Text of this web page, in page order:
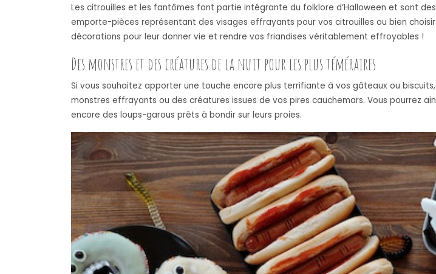
Les citrouilles et les fantômes font partie intégrante du folklore d’Halloween et sont
emporte-pièces représentant des visages effrayants pour vos citrouilles ou bien
décorations pour leur donner vie et rendre vos friandises véritablement effroyables !
Des monstres et des créatures de la nuit pour les plus téméraires
Si vous souhaitez apporter une touche encore plus terrifiante à vos gâteaux ou
monstres effrayants ou des créatures issues de vos pires cauchemars. Vous pourrez
encore des loups-garous prêts à bondir sur leurs proies.